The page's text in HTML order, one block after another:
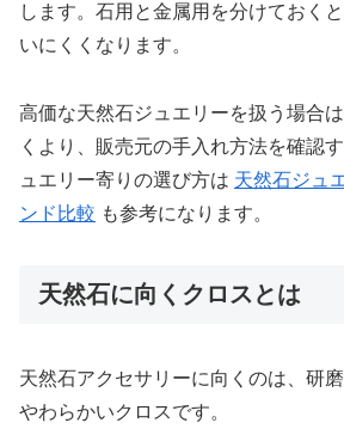
します。石用と金属用を分けておく
いにくくなります。
高価な天然石ジュエリーを扱う場合
くより、販売元の手入れ方法を確認
ュエリー寄りの選び方は 天然石ジュ
ンド比較 も参考になります。
天然石に向くクロスとは
天然石アクセサリーに向くのは、研
やわらかいクロスです。